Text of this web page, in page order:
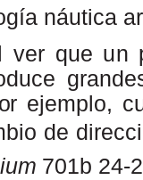
náutica
ver que un
ejemplo,
de
701b 24-